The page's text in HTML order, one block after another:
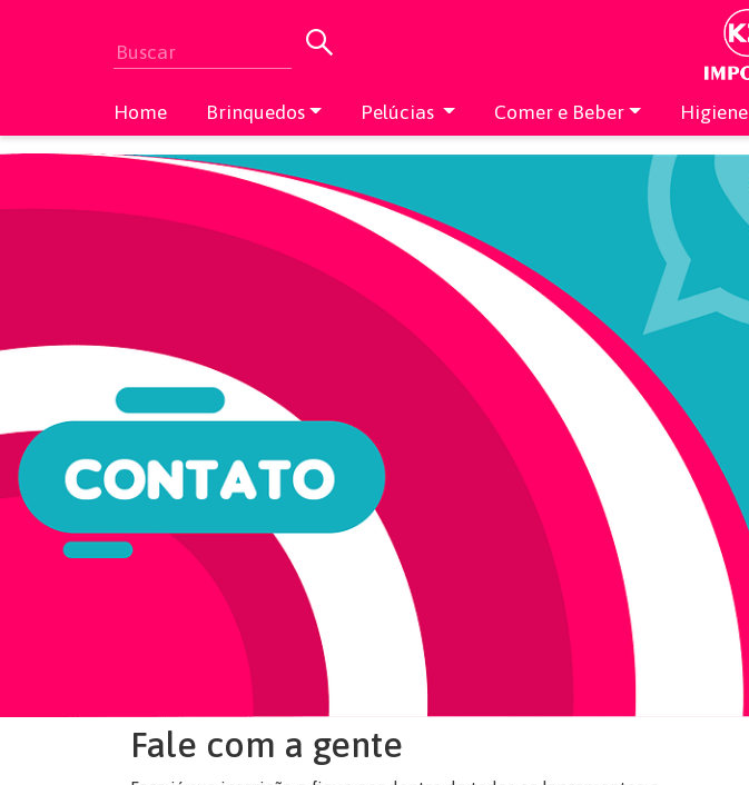
Home Brinquedos Pelúcias Comer e Beber Higiene
Fale com a gente